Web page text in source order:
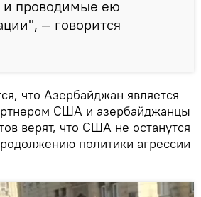
и проводимые ею
— говорится
что Азербайджан является
США и азербайджанцы
верят, что США не останутся
политики агрессии